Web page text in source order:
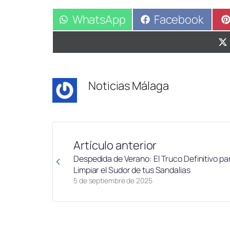
Compartir
en
WhatsApp Compartir
en
Facebook
Noticias Málaga
Artículo anterior
5 de septiembre de 2025
Despedida de Verano: El Truco Definitivo
Limpiar el Sudor de tus Sandalias